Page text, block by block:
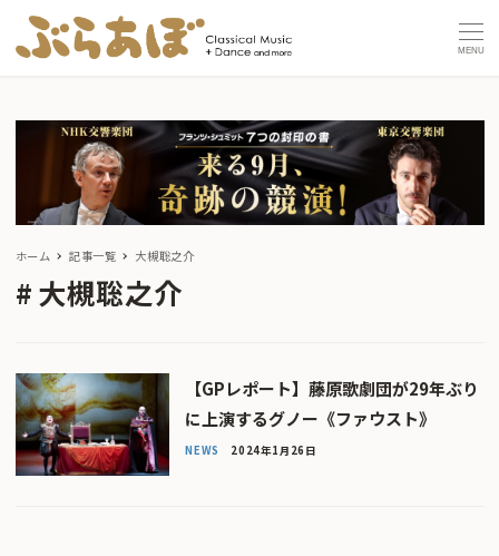
MENU
ホーム 記事一覧 大槻聡之介
大槻聡之介
【GPレポート】藤原歌劇団が29年ぶり
に上演するグノー《ファウスト》
NEWS 2024年1月26日